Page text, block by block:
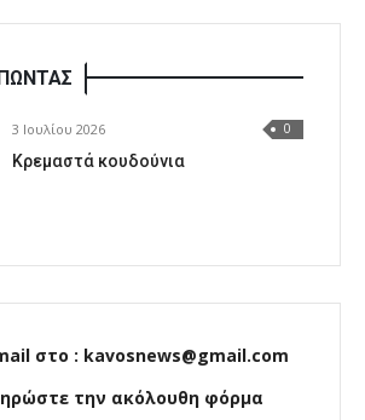
3 Ιουλίου 2026 0
Κρεμαστά κουδούνια
στο : kavosnews@gmail.com
την ακόλουθη φόρμα